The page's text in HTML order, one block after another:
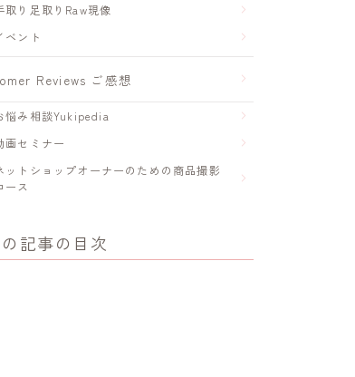
取り足取りRaw現像
ベント
Reviews ご感想
悩み相談Yukipedia
画セミナー
ットショップオーナーのための商品撮影
ース
記事の目次